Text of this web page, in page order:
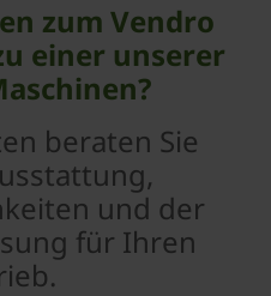
zum Vendro
einer unserer
beraten Sie
und der
für Ihren